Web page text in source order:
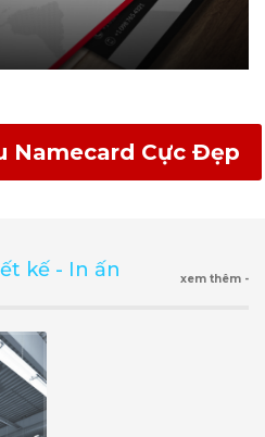
Namecard Cực Đẹp
kế - In ấn xem thêm -